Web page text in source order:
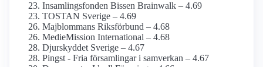
Insamlings­fonden Bissen Brainwalk – 4.69
TOSTAN Sverige – 4.69
Majblommans Riksförbund – 4.68
MedieMission International – 4.68
Djurskyddet Sverige – 4.67
Pingst - Fria församlingar i samverkan – 4.67